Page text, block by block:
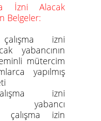
İzni Alacak
Belgeler:
izni
yabancının
mütercim
yapılmış
izni
yabancı
çalışma izin